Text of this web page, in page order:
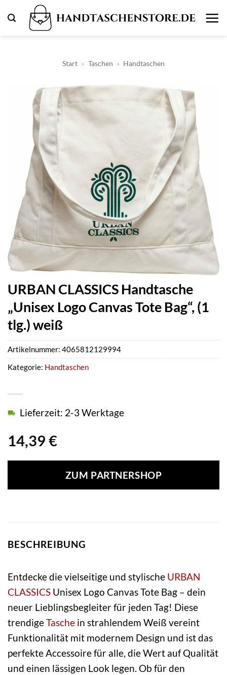
Inhalt
Start » Taschen » Handtaschen
URBAN CLASSICS Handtasche
„Unisex Logo Canvas Tote Bag“, (1
tlg.) weiß
14,39 €
Lieferzeit: 2-3 Werktage
ZUM PARTNERSHOP
Artikelnummer: 4065812129994
Kategorie: Handtaschen
BESCHREIBUNG
Entdecke die vielseitige und stylische URBAN
CLASSICS Unisex Logo Canvas Tote Bag – dein
neuer Lieblingsbegleiter für jeden Tag! Diese
trendigeTasche in strahlendem Weiß vereint
Funktionalität mit modernem Design und ist das
perfekte Accessoire für alle, die Wert auf Qualität
und einen lässigen Look legen. Ob für den